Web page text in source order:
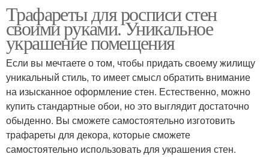
Трафареты для росписи стен
своими руками. Уникальное
украшение помещения
Если вы мечтаете о том, чтобы придать своему жилищу
уникальный стиль, то имеет смысл обратить внимание
на изысканное оформление стен. Естественно, можно
купить стандартные обои, но это выглядит достаточно
обыденно. Вы сможете самостоятельно изготовить
трафареты для декора, которые сможете
самостоятельно использовать для украшения стен.